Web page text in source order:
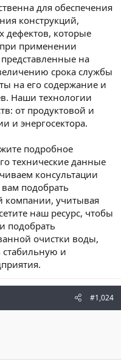
для обеспечения
конструкций,
дефектов, которые
применении
на
срока службы
на его содержание и
Наши технологии
от продуктовой и
и энергосектора.
подробное
технические данные
консультации
подобрать
компании, учитывая
наш ресурс, чтобы
подобрать
очистки воды,
стабильную и
#1,024